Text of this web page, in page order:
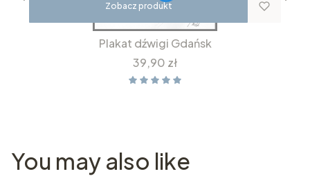
Zobacz produkt
Plakat dźwigi Gdańsk
Cena
39,90 zł
You may also like